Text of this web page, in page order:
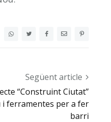
Següent article
“Construint Ciutat”
i ferramentes per a fer
barri